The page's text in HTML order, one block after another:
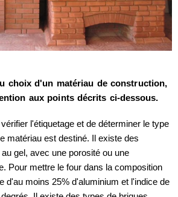
choix d'un matériau de construction,
aux points décrits ci-dessous.
l'étiquetage et de déterminer le type
matériau est destiné. Il existe des
gel, avec une porosité ou une
Pour mettre le four dans la composition
d'au moins 25% d'aluminium et l'indice de